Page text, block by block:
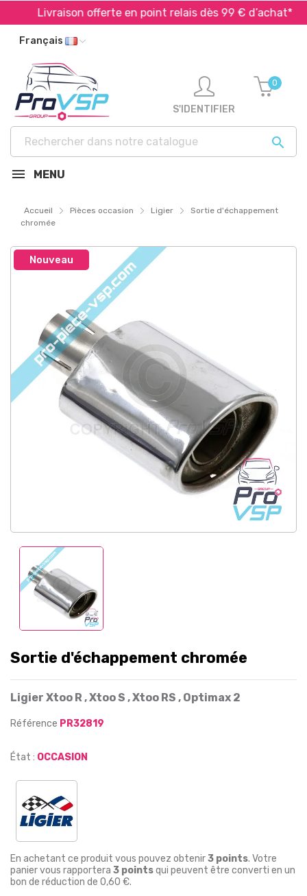
Livraison offerte en point relais dès 99 € d’achat*
Français

S'IDENTIFIER
0
MENU
Accueil Pièces occasion Ligier
Sortie d'échappement
chromée
Nouveau
Sortie d'échappement chromée
Ligier Xtoo R , Xtoo S , Xtoo RS , Optimax 2
Référence PR32819
État : OCCASION
En achetant ce produit vous pouvez obtenir3 points. Votre
panier vous rapportera 3 pointsqui peuvent être converti en un
bon de réduction de 0,60 €.